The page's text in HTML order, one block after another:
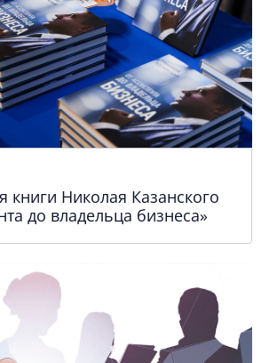
книги Николая Казанского
до владельца бизнеса»